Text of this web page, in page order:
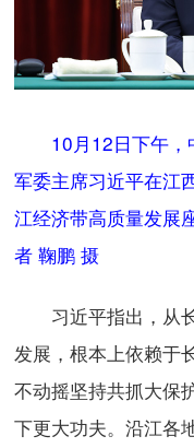
10月12日下午，
军委主席习近平在江
江经济带高质量发展
者 鞠鹏 摄
习近平指出，从长
发展，根本上依赖于
不动摇坚持共抓大保
下更大功夫。沿江各